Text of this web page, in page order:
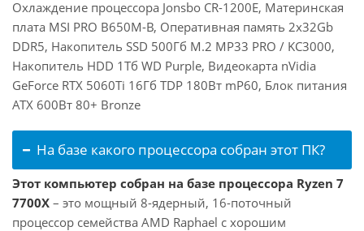
Охлаждение процессора Jonsbo CR-1200E, Материнская
плата MSI PRO B650M-B, Оперативная память 2x32Gb
DDR5, Накопитель SSD 500Гб M.2 MP33 PRO / KC3000,
Накопитель HDD 1Тб WD Purple, Видеокарта nVidia
GeForce RTX 5060Ti 16Гб TDP 180Вт mP60, Блок питания
ATX 600Вт 80+ Bronze
На базе какого процессора собран этот ПК?
Этот компьютер собран на базе процессора Ryzen 7
7700X – это мощный 8-ядерный, 16-поточный
процессор семейства AMD Raphael с хорошим